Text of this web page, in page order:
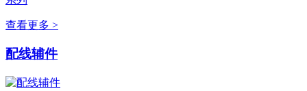
查看更多 >
配线辅件